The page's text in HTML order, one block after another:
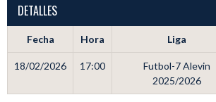
DETALLES
Fecha Hora Liga
18/02/2026 17:00
Futbol-7 Alevin
2025/2026